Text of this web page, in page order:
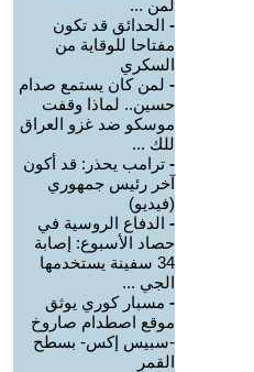
لمن ...
- الحدائق قد تكون
مفتاحا للوقاية من
السكري
- لمن كان يستمع صدام
حسين.. لماذا وقفت
موسكو ضد غزو العراق
للك ...
- ترامب يحذر: قد أكون
آخر رئيس جمهوري
(فيديو)
- الدفاع الروسية في
حصاد الأسبوع: إصابة
34 سفينة يستخدمها
الجي ...
- مسبار كوري يوثق
موقع اصطدام صاروخ
-سبيس إكس- بسطح
القمر